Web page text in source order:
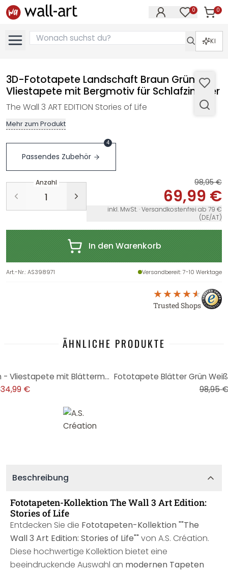
0 0
KI
3D-Fototapete Landschaft Braun Grün -
Vliestapete mit Bergmotiv für Schlafzimmer
The Wall 3 ART EDITION Stories of Life
Mehr zum Produkt
Passendes Zubehör
4
Anzahl 98,95 €
69,99 €
inkl. MwSt. · Versandkostenfrei ab 79 €
(DE/AT)
In den Warenkorb
Art.-Nr.:AS398971 Versandbereit: 7-10 Werktage
Trusted Shops
ÄHNLICHE PRODUKTE
Pflanzen-Tapete Efeu Hellgrün - Vliestapete mit Blättermotiv für Wohnzimmer & Schlafzimmer
34,99 € 98,95 €
Beschreibung
Fototapeten-Kollektion The Wall 3 Art Edition:
Stories of Life
Entdecken Sie die Fototapeten-Kollektion ""The
Wall 3 Art Edition: Stories of Life""von A.S. Création.
Diese hochwertige Kollektion bietet eine
beeindruckende Auswahl an modernen Tapeten